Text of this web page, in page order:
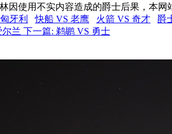
因使用不实内容造成的爵士后果，本网
牙利 快船 VS 老鹰 火箭 VS 奇才
爵
尔兰 下一篇: 鹈鹕 VS 勇士